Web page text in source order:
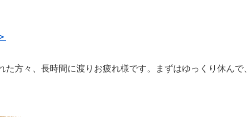
方々、長時間に渡りお疲れ様です。まずはゆっくり休んで、